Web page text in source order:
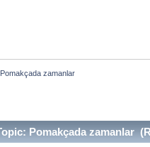
Pomakçada zamanlar
Pomakçada zamanlar